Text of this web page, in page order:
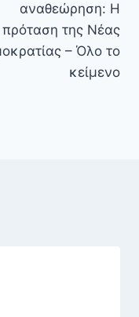
αναθεώρηση: Η
πρόταση της Νέας
– Όλο το
κείμενο